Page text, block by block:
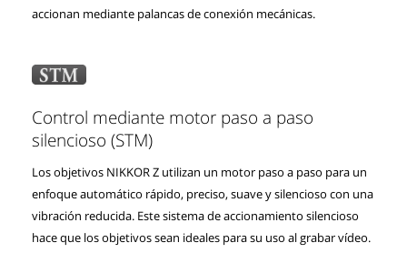
accionan mediante palancas de conexión mecánicas.
Control mediante motor paso a paso
silencioso (STM)
Los objetivos NIKKOR Z utilizan un motor paso a paso para un
enfoque automático rápido, preciso, suave y silencioso con una
vibración reducida. Este sistema de accionamiento silencioso
hace que los objetivos sean ideales para su uso al grabar vídeo.